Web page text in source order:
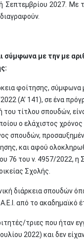
Σεπτεμβρίου 2027. Με
σύμφωνα με την με
φοίτησης, σύμφωνα
(Α’ 141), σε ένα
του τίτλου σπουδών,
ο ελάχιστος χρόνος
σπουδών,
και αφού
76 του ν. 4957/2022, η
Σχολής.
διάρκεια σπουδών
από το ακαδημαϊκό
τριες που ήταν
2022) και δεν